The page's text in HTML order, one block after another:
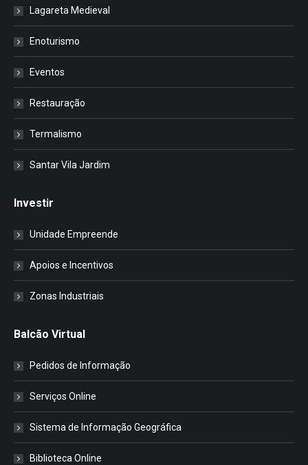
Lagareta Medieval
Enoturismo
Eventos
Restauração
Termalismo
Santar Vila Jardim
Investir
Unidade Empreende
Apoios e Incentivos
Zonas Industriais
Balcão Virtual
Pedidos de Informação
Serviços Online
Sistema de Informação Geográfica
Biblioteca Online